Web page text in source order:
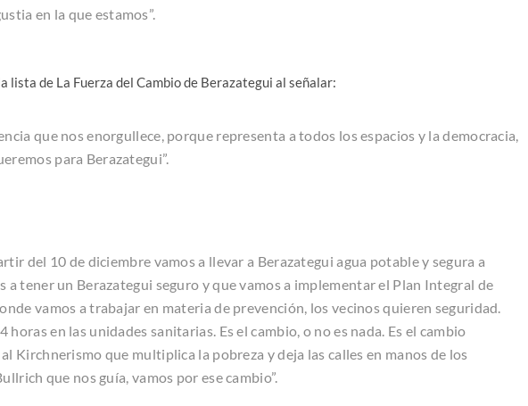
en la que estamos”.
lista de La Fuerza del Cambio de Berazategui al señalar:
que nos enorgullece, porque representa a todos los espacios y la democracia,
para Berazategui”.
del 10 de diciembre vamos a llevar a Berazategui agua potable y segura a
a tener un Berazategui seguro y que vamos a implementar el Plan Integral de
vamos a trabajar en materia de prevención, los vecinos quieren seguridad.
horas en las unidades sanitarias. Es el cambio, o no es nada. Es el cambio
Kirchnerismo que multiplica la pobreza y deja las calles en manos de los
que nos guía, vamos por ese cambio”.